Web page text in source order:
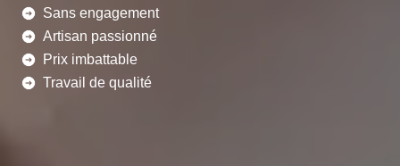
Sans engagement
Artisan passionné
Prix imbattable
Travail de qualité